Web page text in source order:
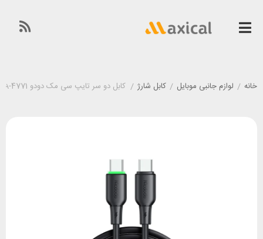
خانه / لوازم جانبی موبایل / کابل شارژ / کابل دو سر تایپ سی مک دودو Mcdodo CA-4771 توان 65 وات طول 1.2 متر